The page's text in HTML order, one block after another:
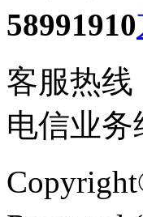
58991910
客服热线
电信业务